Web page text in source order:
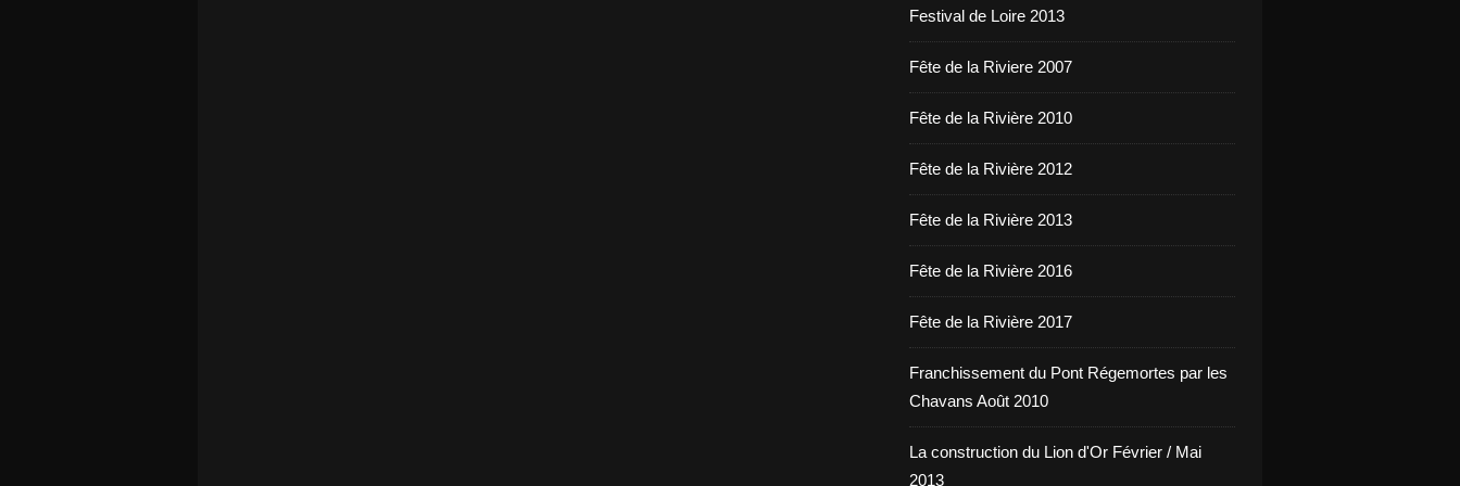
Festival de Loire 2013
Fête de la Riviere 2007
Fête de la Rivière 2010
Fête de la Rivière 2012
Fête de la Rivière 2013
Fête de la Rivière 2016
Fête de la Rivière 2017
Franchissement du Pont Régemortes par les
Chavans Août 2010
La construction du Lion d'Or Février / Mai
2013